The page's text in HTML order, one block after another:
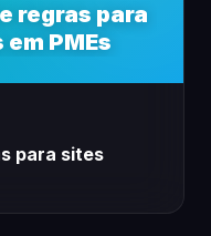
regras para
PMEs
para sites